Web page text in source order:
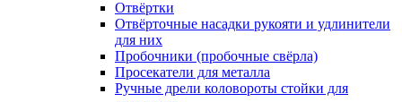
Отвёртки
Отвёрточные насадки рукояти и удлинители
для них
Пробочники (пробочные свёрла)
Просекатели для металла
Ручные дрели коловороты стойки для